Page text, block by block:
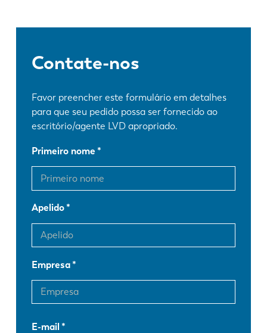
Contate-nos
Favor preencher este formulário em detalhes
para que seu pedido possa ser fornecido ao
escritório/agente LVD apropriado.
Primeiro nome
Apelido
Empresa
E-mail